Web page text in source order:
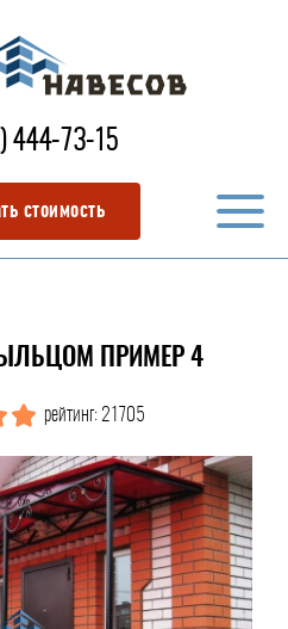
444-73-15
стоимость
ПРИМЕР 4
рейтинг: 21705